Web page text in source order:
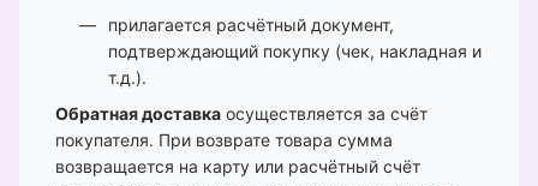
прилагается расчётный документ,
подтверждающий покупку (чек, накладная и
т.д.).
Обратная доставка осуществляется за счёт
покупателя. При возврате товара сумма
возвращается на карту или расчётный счёт